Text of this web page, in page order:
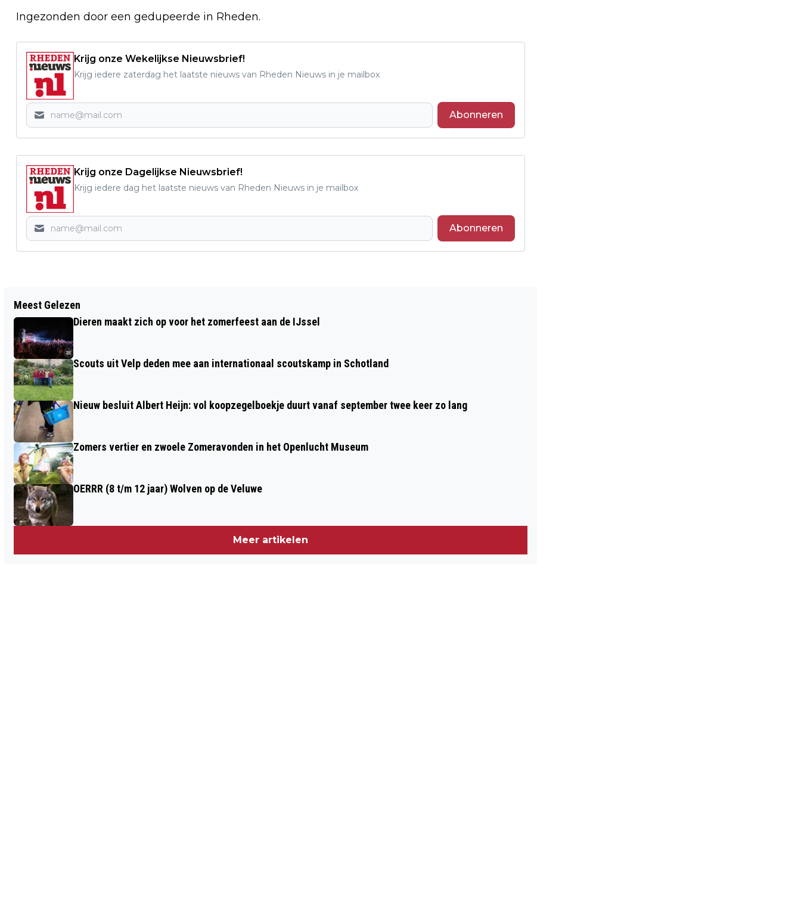
Ingezonden door een gedupeerde in Rheden.
Krijg onze Wekelijkse Nieuwsbrief!
Krijg iedere zaterdag het laatste nieuws van Rheden Nieuws in je mailbox
Abonneren
Krijg onze Dagelijkse Nieuwsbrief!
Krijg iedere dag het laatste nieuws van Rheden Nieuws in je mailbox
Abonneren
TOCH EEN 4 DAAGSE IN RHEDEN MAAR
DAN ANDERS
Meest Gelezen
Dieren maakt zich op voor het zomerfeest aan de IJssel
Scouts uit Velp deden mee aan internationaal scoutskamp in Schotland
Nieuw besluit Albert Heijn: vol koopzegelboekje duurt vanaf september twee keer zo lang
Zomers vertier en zwoele Zomeravonden in het Openlucht Museum
OERRR (8 t/m 12 jaar) Wolven op de Veluwe
Meer artikelen